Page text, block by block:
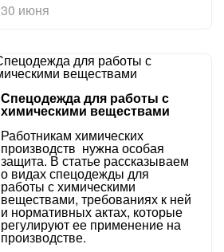
30 июня
Спецодежда для работы с
химическими веществами
Работникам химических
производств нужна особая
защита. В статье рассказываем
о видах спецодежды для
работы с химическими
веществами, требованиях к ней
и нормативных актах, которые
регулируют ее применение на
производстве.